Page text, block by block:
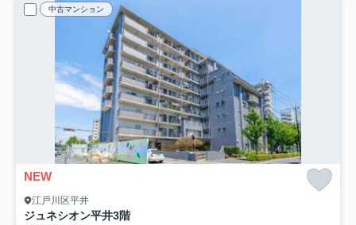
中古マンション
NEW
江戸川区平井
ジュネシオン平井3階